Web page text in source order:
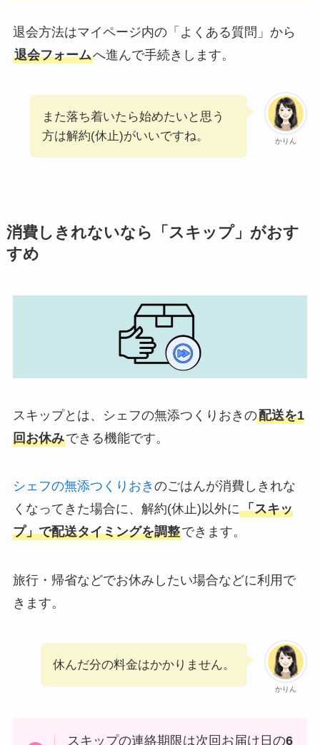
退会方法はマイページ内の「よくある質問」から
退会フォームへ進んで手続きします。
かりん
また落ち着いたら始めたいと思う
方は解約(休止)がいいですね。
消費しきれないなら「スキップ」がおす
すめ
スキップとは、シェフの無添つくりおきの配送を1
回お休みできる機能です。
シェフの無添つくりおき のごはんが消費しきれな
くなってきた場合に、解約(休止)以外に「スキッ
プ」で配送タイミングを調整できます。
旅行・帰省などでお休みしたい場合などに利用で
きます。
かりん
休んだ分の料金はかかりません。
スキップの連絡期限は次回お届け日の6